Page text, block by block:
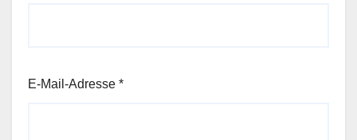
E-Mail-Adresse *